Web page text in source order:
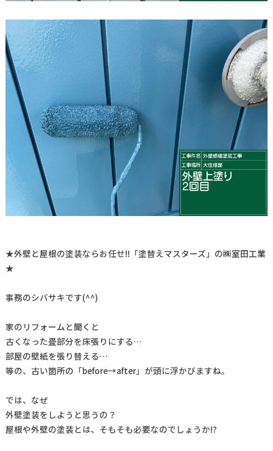
★外壁と屋根の塗装ならお任せ!!「塗替えマスターズ」の㈱室田工業
★
事務のシバサキです(^^)
家のリフォームと聞くと
古くなった畳部分を床張りにする…
部屋の壁紙を張り替える…
等の、古い箇所の「before→after」が頭に浮かびますね。
では、なぜ
外壁塗装をしようと思うの？
屋根や外壁の塗装とは、そもそも必要なのでしょうか!?